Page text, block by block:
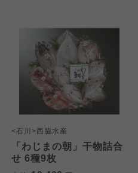
<石川>西脇水産
「わじまの朝」干物詰合
せ 6種9枚